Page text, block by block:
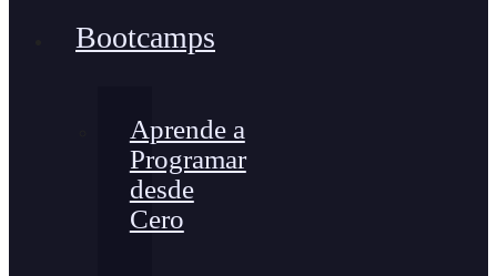
Bootcamps
Aprende a
Programar
desde
Cero